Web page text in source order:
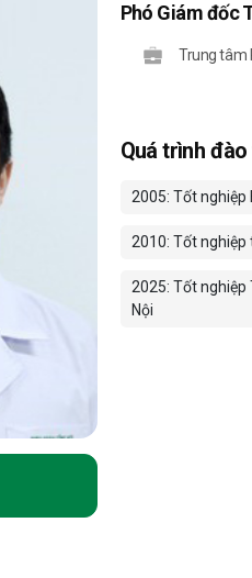
Phó Giám đốc
Trung tâm
Quá trình
2005: Tốt nghiệp
2010: Tốt nghiệp
2025: Tốt nghiệp
Nội